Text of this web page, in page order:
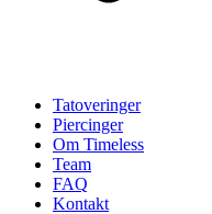
Tatoveringer
Piercinger
Om Timeless
Team
FAQ
Kontakt